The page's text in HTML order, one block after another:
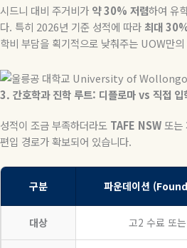
시드니 대비 주거비가 약30% 저렴하여 유
다. 특히 2026년 기준 성적에 따라최대
학비 부담을 획기적으로 낮춰주는 UOW만
3. 간호학과 진학 루트: 디플로마vs 직접 입
성적이 조금 부족하더라도 TAFE NSW또는
편입 경로가 확보되어 있습니다.
구분 파운데이션
대상 고2 수료 또